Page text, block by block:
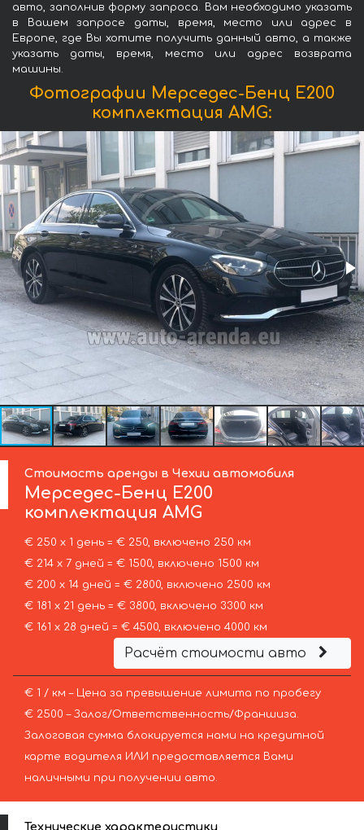
авто, заполнив форму запроса. Вам необходимо указать
в Вашем запросе даты, время, место или адрес в
Европе, где Вы хотите получить данный авто, а также
указать даты, время, место или адрес возврата
машины.
Фотографии Мерседес-Бенц Е200
комплектация AMG:
Стоимость аренды в Чехии автомобиля
Мерседес-Бенц Е200
комплектация AMG
€ 250 х 1 день = € 250, включено 250 км
€ 214 х 7 дней = € 1500, включено 1500 км
€ 200 х 14 дней = € 2800, включено 2500 км
€ 181 х 21 день = € 3800, включено 3300 км
€ 161 х 28 дней = € 4500, включено 4000 км
Расчёт стоимости авто
€ 1 / км – Цена за превышение лимита по пробегу
€ 2500 – Залог/Ответственность/Франшиза.
Залоговая сумма блокируется нами на кредитной
карте водителя ИЛИ предоставляется Вами
наличными при получении авто.
Технические характеристики